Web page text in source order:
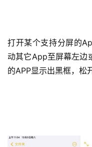
打开某个支持分屏的
动其它App至屏幕左边
的APP显示出黑框，松